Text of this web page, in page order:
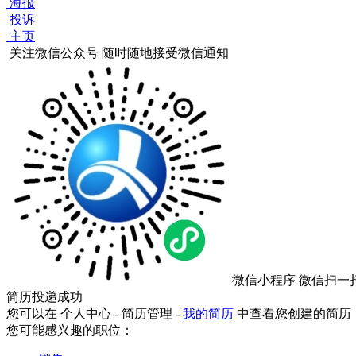
海报
投诉
主页
关注微信公众号 随时随地接受微信通知
微信小程序 微信扫一
简历投递成功
您可以在 个人中心 - 简历管理 - 我的简历 中查看您创建的简历
您可能感兴趣的职位：